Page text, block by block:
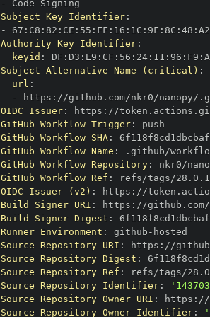
-
Subject Key Identifier:
-
67 : C8 : 82 : CE : 55 : FF : 16 : 1C : 9F : 8C : 48 : A2
Authority Key Identifier:
keyid : DF : D3 : E9 : CF : 56 : 24: 11 : 96 : F9 :
Subject Alternative Name (critical) :
url :
-
https : //github.com/nkr0/nanopy/
OIDC Issuer: https :
GitHub Workflow Trigger:
GitHub Workflow SHA:
GitHub Workflow Name :
GitHub Workflow Repository:
GitHub Workflow Ref : refs/tags/28.0.1
OIDC Issuer (v2) : https :
Build Signer URI : https : //
Build Signer Digest :
Runner Environment : github -
Source Repository URI : https :
Source Repository Digest :
Source Repository Ref : refs/tags/
Source Repository Identifier:
Source Repository Owner URI : https :
Source Repository Owner Identifier: